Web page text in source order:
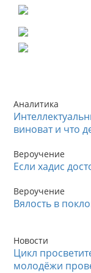
Аналитика
виноват и что
Вероучение
Если хадис
Вероучение
Вялость в
Новости
Цикл
молодёжи